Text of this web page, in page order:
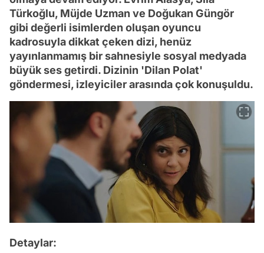
Türkoğlu, Müjde Uzman ve Doğukan Güngör
gibi değerli isimlerden oluşan oyuncu
kadrosuyla dikkat çeken dizi, henüz
yayınlanmamış bir sahnesiyle sosyal medyada
büyük ses getirdi. Dizinin 'Dilan Polat'
göndermesi, izleyiciler arasında çok konuşuldu.
Detaylar: